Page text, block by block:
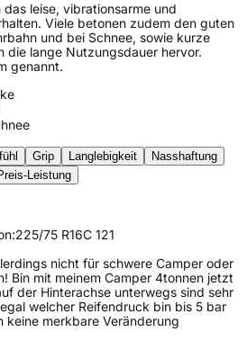
leise, vibrationsarme und
Viele betonen zudem den guten
und bei Schnee, sowie kurze
die lange Nutzungsdauer hervor.
genannt.
Grip Langlebigkeit
Nasshaftung
Leistung
225/75 R16C 121
nicht für schwere Camper oder
Bin mit meinem Camper 4tonnen jetzt
der Hinterachse unterwegs sind sehr
welcher Reifendruck bin bis 5 bar
keine merkbare Veränderung